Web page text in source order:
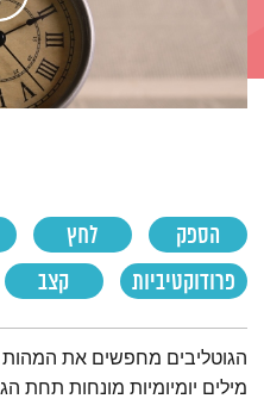
הספק לחץ
פרודוקטיביות
קצב
תמצית הפודקאסט
הגוטליבים מחפשים את המהות
מילים יומיומיות מונחות תחת